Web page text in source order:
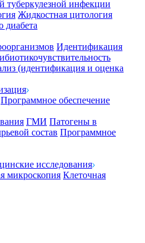
туберкулезной инфекции
Жидкостная цитология
диабета
Идентификация
(идентификация и оценка
Программное обеспечение
ГМИ Патогены в
состав Программное
исследования
микроскопия Клеточная